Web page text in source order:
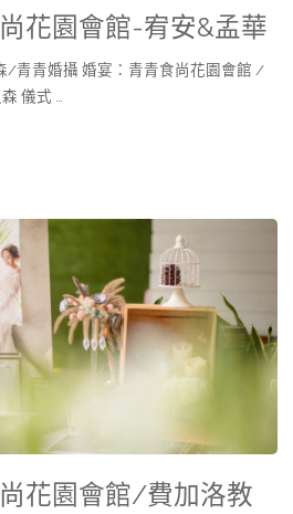
花園會館-宥安&孟華
/青青婚攝 婚宴：青青食尚花園會館 /
儀式 …
花園會館/費加洛教